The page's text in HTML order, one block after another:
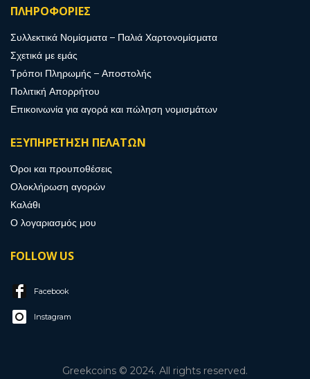
ΠΛΗΡΟΦΟΡΙΕΣ
Συλλεκτικά Νομίσματα – Παλιά Χαρτονομίσματα
Σχετικά με εμάς
Τρόποι Πληρωμής – Αποστολής
Πολιτική Απορρήτου
Επικοινωνία για αγορά και πώληση νομισμάτων
ΕΞΥΠΗΡΕΤΗΣΗ ΠΕΛΑΤΩΝ
Όροι και προυποθέσεις
Ολοκλήρωση αγορών
Καλάθι
Ο λογαριασμός μου
FOLLOW US
Facebook
Instagram
Greekcoins © 2024. All rights reserved.